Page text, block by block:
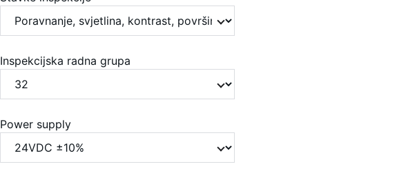
Inspekcijska radna grupa
Power supply